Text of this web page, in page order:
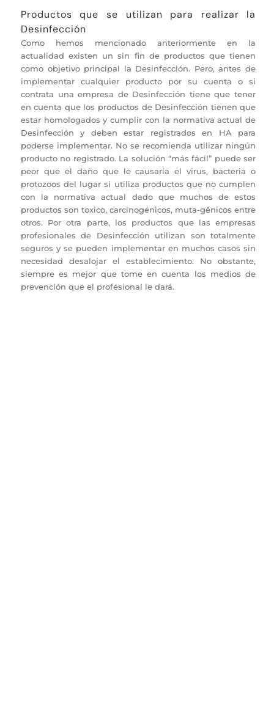
Productos que se utilizan para realizar la
Desinfección
Como hemos mencionado anteriormente en la
actualidad existen un sin fin de productos que tienen
como objetivo principal la Desinfección. Pero, antes de
implementar cualquier producto por su cuenta o si
contrata una empresa de Desinfección tiene que tener
en cuenta que los productos de Desinfección tienen que
estar homologados y cumplir con la normativa actual de
Desinfección y deben estar registrados en HA para
poderse implementar. No se recomienda utilizar ningún
producto no registrado. La solución “más fácil” puede ser
peor que el daño que le causaría el virus, bacteria o
protozoos del lugar si utiliza productos que no cumplen
con la normativa actual dado que muchos de estos
productos son toxico, carcinogénicos, muta-génicos entre
otros. Por otra parte, los productos que las empresas
profesionales de Desinfección utilizan son totalmente
seguros y se pueden implementar en muchos casos sin
necesidad desalojar el establecimiento. No obstante,
siempre es mejor que tome en cuenta los medios de
prevención que el profesional le dará.